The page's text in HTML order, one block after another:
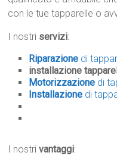
con le tue tapparelle o
I nostri servizi:
Riparazione di
installazione
Motorizzazione di
Installazione di
I nostrivantaggi: